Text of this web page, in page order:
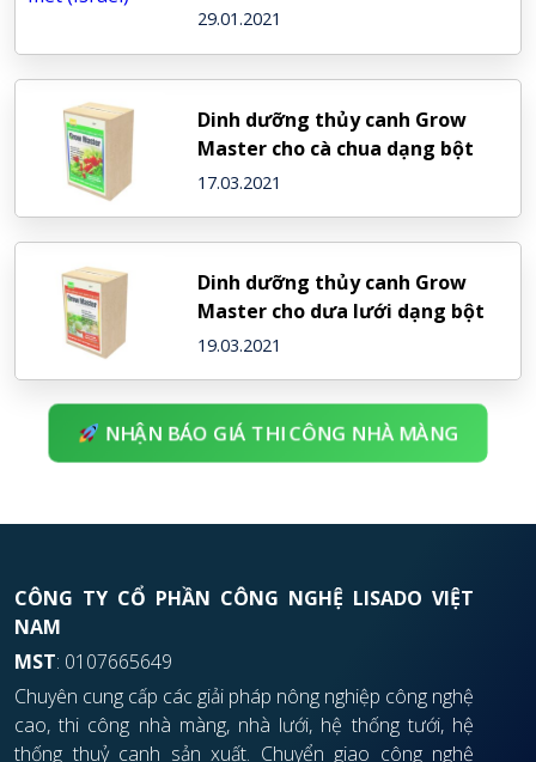
29.01.2021
Dinh dưỡng thủy canh Grow
Master cho cà chua dạng bột
17.03.2021
Dinh dưỡng thủy canh Grow
Master cho dưa lưới dạng bột
19.03.2021
NHẬN BÁO GIÁ THI CÔNG NHÀ MÀNG
CÔNG TY CỔ PHẦN CÔNG NGHỆ LISADO VIỆT
NAM
MST: 0107665649
Chuyên cung cấp các giải pháp nông nghiệp công nghệ
cao, thi công nhà màng, nhà lưới, hệ thống tưới, hệ
thống thuỷ canh sản xuất. Chuyển giao công nghệ